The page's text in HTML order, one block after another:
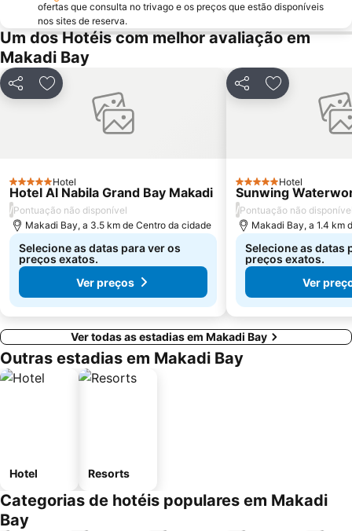
ofertas que consulta no trivago e os preços que estão disponíveis
nos sites de reserva.
Um dos Hotéis com melhor avaliação em
Makadi Bay
PartilharAdicionar aos favoritos
5 EstrelasHotel
Hotel Al Nabila Grand Bay Makadi
/Pontuação não disponível
Makadi Bay, a 3.5 km de Centro da cidade
Selecione as datas para ver os
preços exatos.
Ver preços
PartilharAdicionar
5 EstrelasHotel
Sunwing
/Pontuação não
Makadi Bay, a 1.4 km
Selecione as datas
preços exatos.
Ver
Ver todas as estadias em Makadi Bay
Outras estadias em Makadi Bay
Hotel Resorts
Categorias de hotéis populares em Makadi
Bay